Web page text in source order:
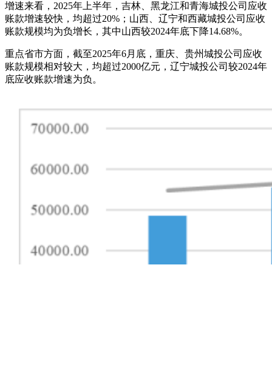
增速来看，2025年上半年，吉林、黑龙江和青海城投公司应收
账款增速较快，均超过20%；山西、辽宁和西藏城投公司应收
账款规模均为负增长，其中山西较2024年底下降14.68%。
重点省市方面，截至2025年6月底，重庆、贵州城投公司应收
账款规模相对较大，均超过2000亿元，辽宁城投公司较2024年
底应收账款增速为负。